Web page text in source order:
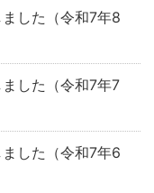
した（令和7年8
した（令和7年7
した（令和7年6